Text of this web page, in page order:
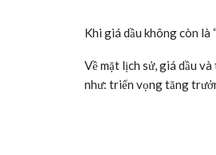
Khi giá dầu không còn là
Về mặt lịch sử, giá dầu
như: triển vọng tăng